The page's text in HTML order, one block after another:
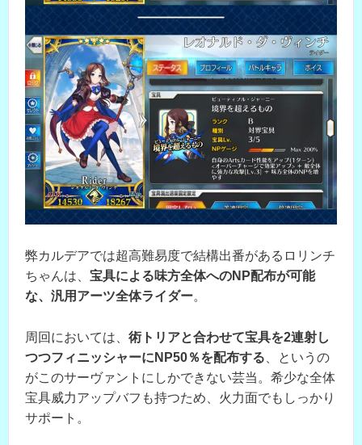
弊カルデアでは超高難易度で結構出番があるロリンチ
ちゃんは、 宝具による味方全体へのNP配布が可能
な、汎用アーツ全体ライダー。
周回においては、 術トリアと合わせて宝具を2連射し
つつフィニッシャーにNP50％を配布する 、というの
がこのサーヴァントにしかできない芸当。希少な全体
宝具威力アップバフも持つため、火力面でもしっかり
サポート。